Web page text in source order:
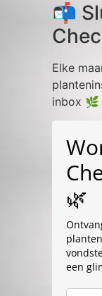
📬
Elke
inbox 🌿
🌿
een